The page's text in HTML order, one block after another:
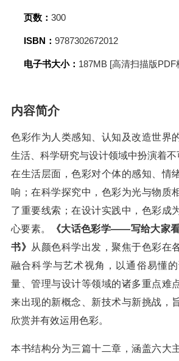
页数： 300
ISBN： 9787302672012
电子书大小： 187MB [高清扫描版PDF
内容简介
色彩作为人类感知、认知及改造世界
生活、科学研究与设计领域中扮演着不
在生活层面，色彩对个体的感知、情
响；在科学探究中，色彩为光与物质
了重要线索；在设计实践中，色彩成
心要素。
《大话色彩学——写给大家
书》 从颜色科学出发，聚焦于色彩在
融合科学与艺术视角，以通俗易懂
量、管理与设计等领域的诸多重点难
来出现的新概念、新技术与新挑战，
欣赏并有效运用色彩。
本书结构分为三篇十二章，涵盖六大